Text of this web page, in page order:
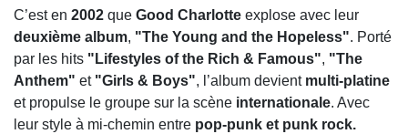
C’est en 2002 que Good Charlotte explose avec leur
deuxième album, "The Young and the Hopeless". Porté
par les hits "Lifestyles of the Rich & Famous", "The
Anthem" et "Girls & Boys", l’album devient multi-platine
et propulse le groupe sur la scène internationale. Avec
leur style à mi-chemin entre pop-punk et punk rock.